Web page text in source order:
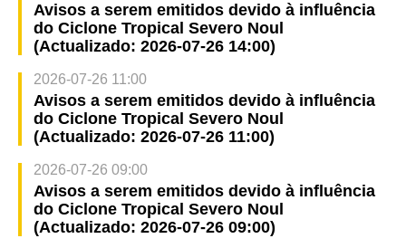
Avisos a serem emitidos devido à influência
do Ciclone Tropical Severo Noul
(Actualizado: 2026-07-26 14:00)
2026-07-26 11:00
Avisos a serem emitidos devido à influência
do Ciclone Tropical Severo Noul
(Actualizado: 2026-07-26 11:00)
2026-07-26 09:00
Avisos a serem emitidos devido à influência
do Ciclone Tropical Severo Noul
(Actualizado: 2026-07-26 09:00)